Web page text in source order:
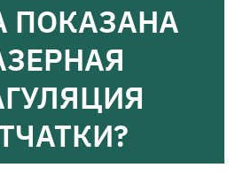
ПОКАЗАНА